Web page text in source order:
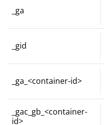
_ga
_gid
_ga_<container-id>
_gac_gb_<container-
id>